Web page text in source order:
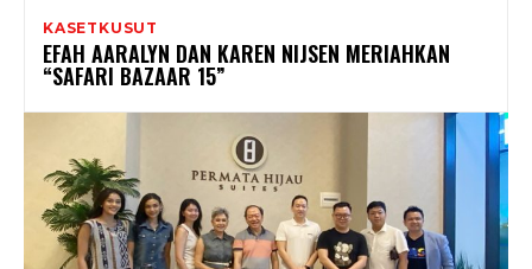
KASETKUSUT
EFAH AARALYN DAN KAREN NIJSEN MERIAHKAN
“SAFARI BAZAAR 15”